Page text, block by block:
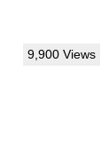
9,900 Views